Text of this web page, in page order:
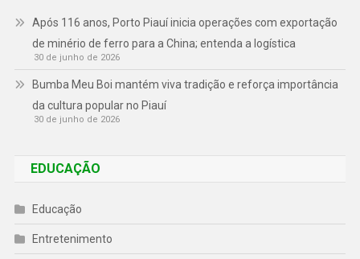
Após 116 anos, Porto Piauí inicia operações com exportação
de minério de ferro para a China; entenda a logística
30 de junho de 2026
Bumba Meu Boi mantém viva tradição e reforça importância
da cultura popular no Piauí
30 de junho de 2026
EDUCAÇÃO
Educação
Entretenimento